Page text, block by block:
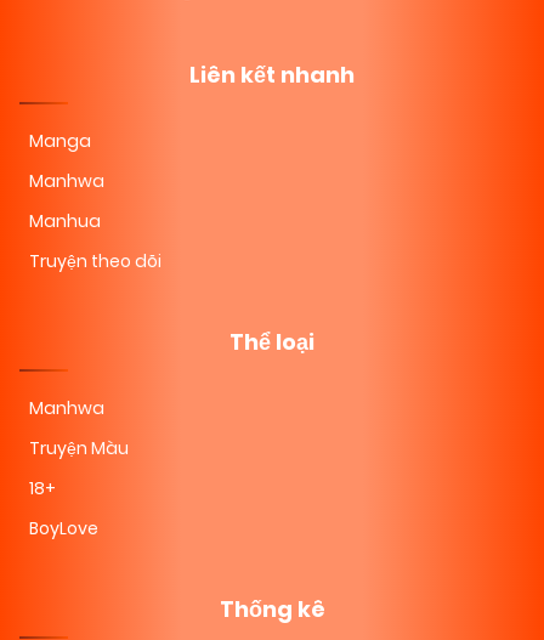
Liên kết nhanh
Manga
Manhwa
Manhua
Truyện theo dõi
Thể loại
Manhwa
Truyện Màu
18+
BoyLove
Thống kê